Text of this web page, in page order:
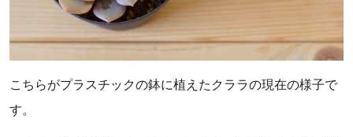
こちらがプラスチックの鉢に植えたクララの現在の様子で
す。